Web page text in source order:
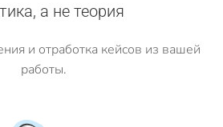
а не теория
и отработка кейсов из вашей
работы.